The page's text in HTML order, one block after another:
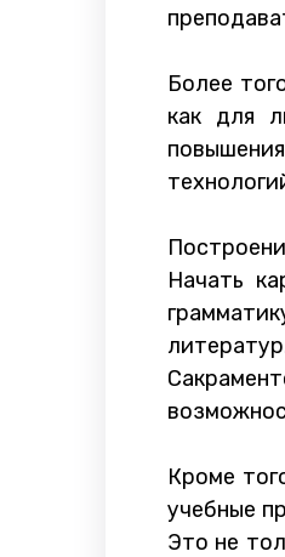
Более
как для
Начать
Кроме
учебные
Это не